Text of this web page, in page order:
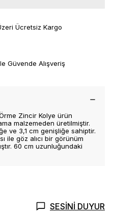
Ücretsiz Kargo
Güvende Alışveriş
Zincir Kolye ürün
malzemeden üretilmiştir.
ve 3,1 cm genişliğe sahiptir.
ile göz alıcı bir görünüm
60 cm uzunluğundaki
SESİNİ DUYUR